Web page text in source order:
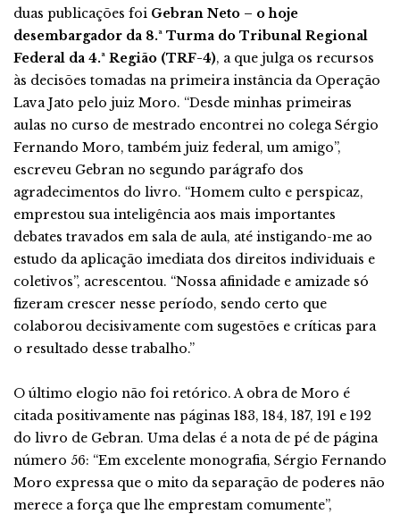
duas publicações foi Gebran Neto – o hoje
desembargador da 8.ª Turma do Tribunal Regional
Federal da 4.ª Região (TRF-4), a que julga os recursos
às decisões tomadas na primeira instância da Operação
Lava Jato pelo juiz Moro. “Desde minhas primeiras
aulas no curso de mestrado encontrei no colega Sérgio
Fernando Moro, também juiz federal, um amigo”,
escreveu Gebran no segundo parágrafo dos
agradecimentos do livro. “Homem culto e perspicaz,
emprestou sua inteligência aos mais importantes
debates travados em sala de aula, até instigando-me ao
estudo da aplicação imediata dos direitos individuais e
coletivos”, acrescentou. “Nossa afinidade e amizade só
fizeram crescer nesse período, sendo certo que
colaborou decisivamente com sugestões e críticas para
o resultado desse trabalho.”
O último elogio não foi retórico. A obra de Moro é
citada positivamente nas páginas 183, 184, 187, 191 e 192
do livro de Gebran. Uma delas é a nota de pé de página
número 56: “Em excelente monografia, Sérgio Fernando
Moro expressa que o mito da separação de poderes não
merece a força que lhe emprestam comumente”,